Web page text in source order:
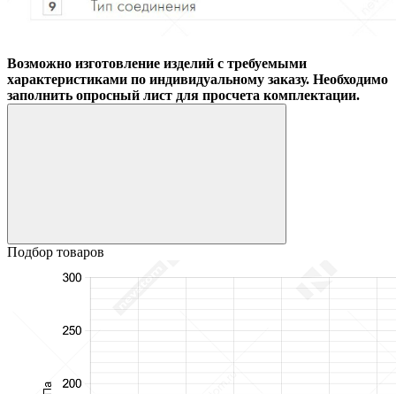
Возможно изготовление изделий с требуемыми
характеристиками по индивидуальному заказу. Необходимо
заполнить опросный лист для просчета комплектации.
Подбор товаров